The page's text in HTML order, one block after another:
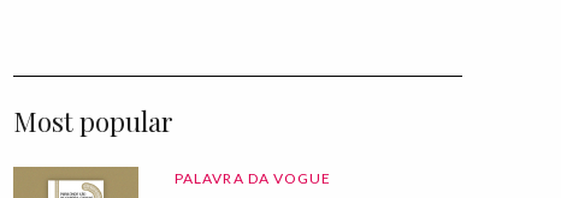
Most popular
PALAVRA DA VOGUE